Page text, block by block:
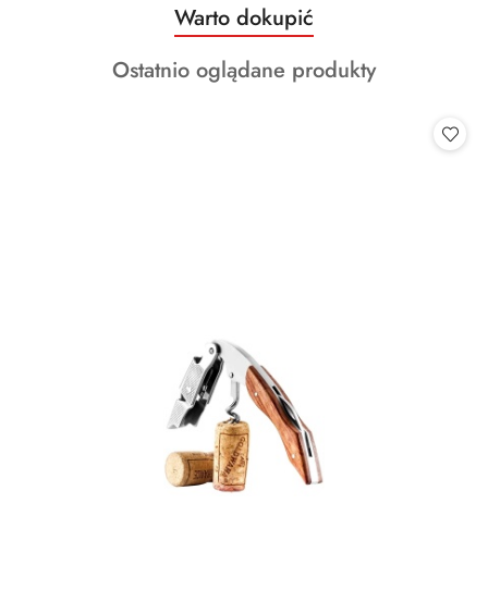
Pomiń karuzelę produktów
Produkty
o
statusie:
Warto dokupić
Produkty
Ostatnio oglądane produkty